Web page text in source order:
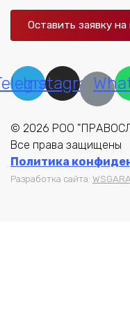
Оставить заявку
Instagram
© 2026 РОО
Все права защищены
Политика
Разработка сайта: